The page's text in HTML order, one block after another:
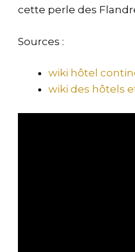
cette perle des
Sources :
wiki hôtel
wiki des hôtels